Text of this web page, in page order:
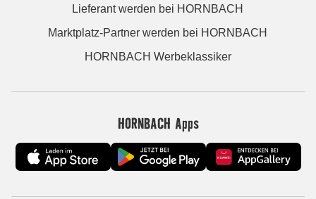
Lieferant werden bei HORNBACH
Marktplatz-Partner werden bei HORNBACH
HORNBACH Werbeklassiker
HORNBACH Apps